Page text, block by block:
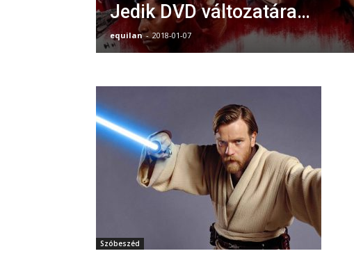
Jedik DVD változatára…
equilan - 2018-01-07
Szóbeszéd